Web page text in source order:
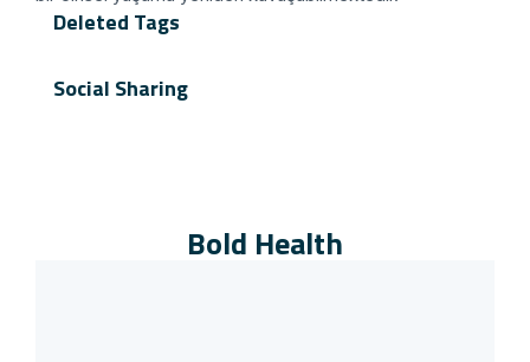
Deleted Tags
Social Sharing
Bold Health